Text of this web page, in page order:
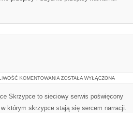
KOMENTOWANIA ŚPIEWAJĄCESKRZYPCE
ZOSTAŁA WYŁĄCZONA
Skrzypce to sieciowy serwis poświęcony
którym skrzypce stają się sercem narracji.